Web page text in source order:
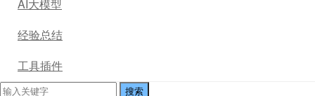
AI大模型
经验总结
工具插件